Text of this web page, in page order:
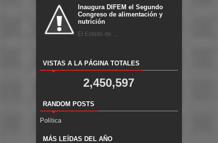
Inaugura DIFEM el Segundo
Congreso de alimentación y
nutrición
El Estado de ...
VISTAS A LA PÁGINA TOTALES
2,450,597
RANDOM POSTS
Política
MÁS LEÍDAS DEL AÑO